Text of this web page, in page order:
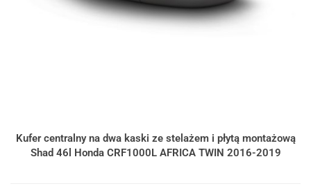
Kufer centralny na dwa kaski ze stelażem i płytą montażową
Shad 46l Honda CRF1000L AFRICA TWIN 2016-2019